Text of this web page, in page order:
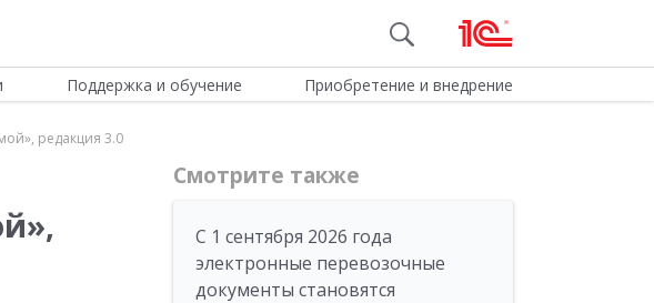
Поддержка и обучение Приобретение и внедрение
редакция 3.0
Смотрите также
С 1 сентября 2026 года
электронные перевозочные
документы становятся